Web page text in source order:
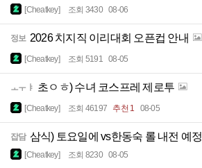
[Cheatkey] 조회 3430 08-06
정보 2026 치지직 이리대회 오픈컵 안내
[Cheatkey] 조회 5191 08-05
ㅗㅜㅑ 초ㅇㅎ) 수녀 코스프레 제로투
[Cheatkey] 조회 46197 추천 1 08-05
잡담 삼식) 토요일에 vs한동숙 롤 내전 예정
[Cheatkey] 조회 8230 08-05